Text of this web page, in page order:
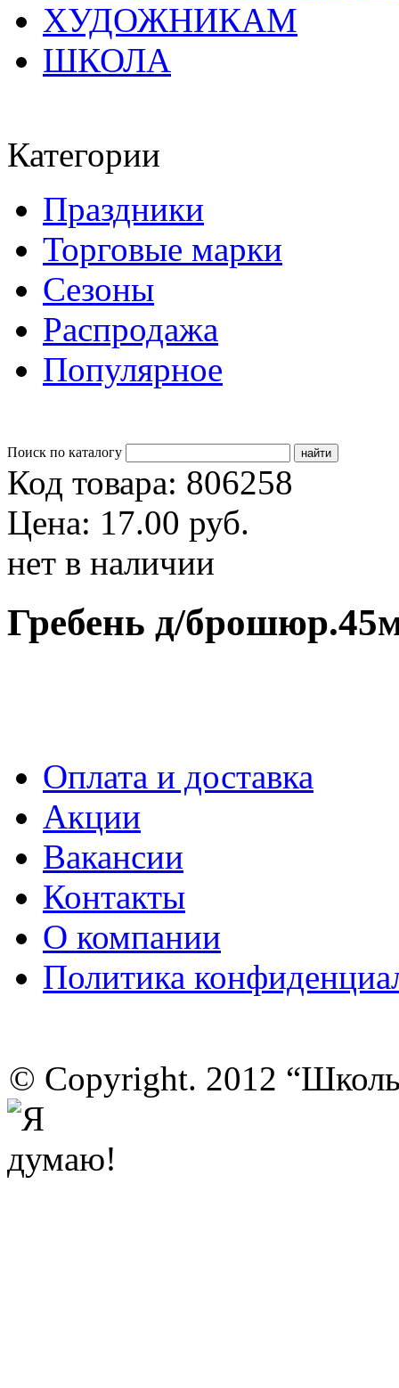
ХУДОЖНИКАМ
ШКОЛА
Категории
Праздники
Торговые марки
Сезоны
Распродажа
Популярное
Поиск по каталогу
Код товара: 806258
Цена: 17.00 руб.
нет в наличии
Гребень д/
Оплата и доставка
Акции
Вакансии
Контакты
О компании
Политика
© Copyright. 2012